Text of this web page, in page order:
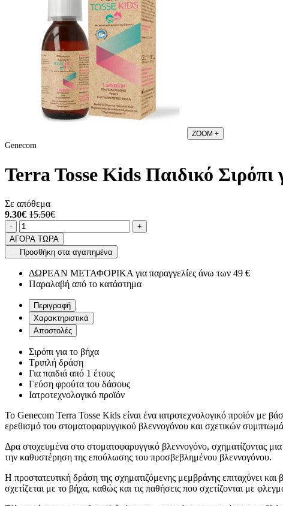
ZOOM +
Genecom
Terra Tosse Kids Παιδικό Σιρόπι
Σε απόθεμα
9.30€ 15.50€
Ποσότητα
-product.increase.quantity +
ΑΓΟΡΑ ΤΩΡΑ
Προσθήκη στα αγαπημένα
ΔΩΡΕΑΝ ΜΕΤΑΦΟΡΙΚΑ για παραγγελίες άνω των 49 €
Παραλαβή από το κατάστημα
Περιγραφή
Χαρακτηριστικά
Αποστολές
Σιρόπι για το βήχα
Τριπλή δράση
Για παιδιά από 1 έτους
Γεύση φρούτα του δάσους
Ιατροτεχνολογικό προϊόν
Το Genecom Terra Tosse Kids είναι ένα ιατροτεχνολογικό προϊόν με
ερεθισμό του στοματοφαρυγγικού βλεννογόνου και σχετικών
Δρα στοχευμένα στο στοματοφαρυγγικό βλεννογόνο, σχηματίζοντας
την καθυστέρηση της επούλωσης του προσβεβλημένου βλεννογόνου.
Η προστατευτική δράση της σχηματιζόμενης μεμβράνης επιταχύνει και
σχετίζεται με το βήχα, καθώς και τις παθήσεις που σχετίζονται με